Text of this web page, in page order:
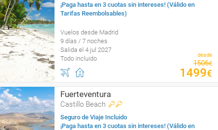
¡Paga hasta en 3 cuotas sin intereses! (Válido en
Tarifas Reembolsables)
Vuelos desde Madrid
9 días / 7 noches
Salida el 4 jul 2027
Todo incluido
desde
1506€
1499€
Fuerteventura
Castillo Beach
Seguro de Viaje Incluido
¡Paga hasta en 3 cuotas sin intereses! (Válido en